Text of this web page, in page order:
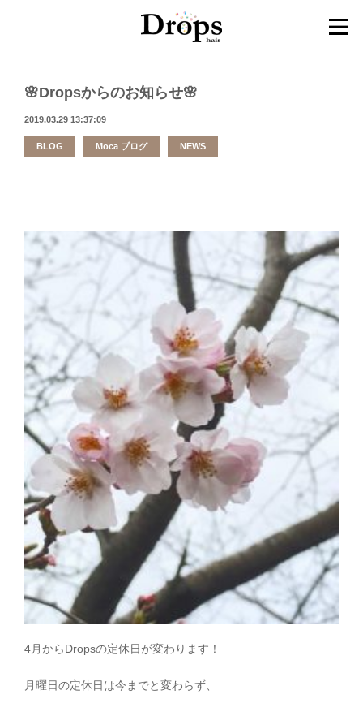
🌸Dropsからのお知らせ🌸
2019.03.29 13:37:09
BLOG Moca ブログ NEWS
4月からDropsの定休日が変わります！
月曜日の定休日は今までと変わらず、